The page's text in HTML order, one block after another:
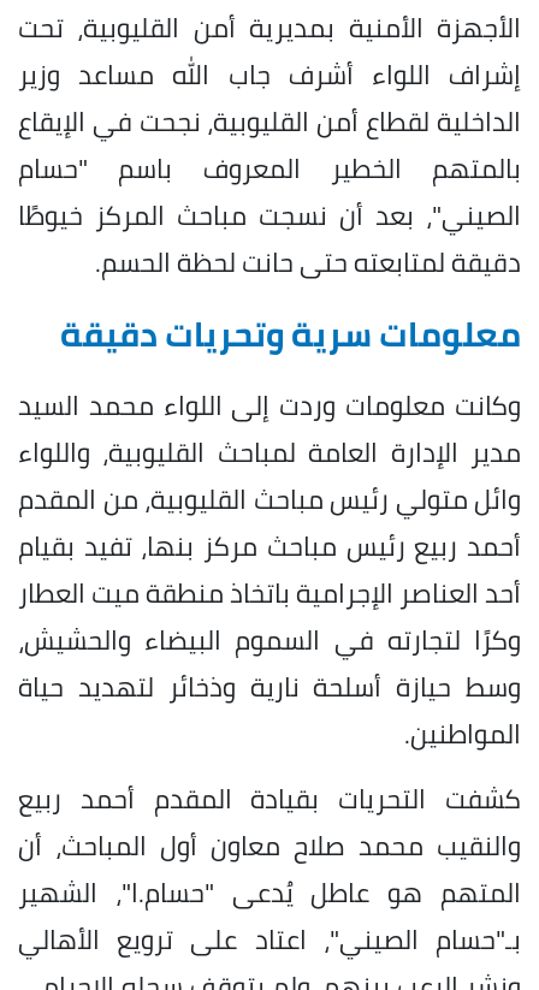
الأجهزة الأمنية بمديرية أمن القليوبية، تحت
إشراف اللواء أشرف جاب الله مساعد وزير
الداخلية لقطاع أمن القليوبية، نجحت في الإيقاع
بالمتهم الخطير المعروف باسم "حسام
الصيني"، بعد أن نسجت مباحث المركز خيوطًا
دقيقة لمتابعته حتى حانت لحظة الحسم.
معلومات سرية وتحريات دقيقة
وكانت معلومات وردت إلى اللواء محمد السيد
مدير الإدارة العامة لمباحث القليوبية، واللواء
وائل متولي رئيس مباحث القليوبية، من المقدم
أحمد ربيع رئيس مباحث مركز بنها، تفيد بقيام
أحد العناصر الإجرامية باتخاذ منطقة ميت العطار
وكرًا لتجارته في السموم البيضاء والحشيش،
وسط حيازة أسلحة نارية وذخائر لتهديد حياة
المواطنين.
كشفت التحريات بقيادة المقدم أحمد ربيع
والنقيب محمد صلاح معاون أول المباحث، أن
المتهم هو عاطل يُدعى "حسام.ا"، الشهير
بـ"حسام الصيني"، اعتاد على ترويع الأهالي